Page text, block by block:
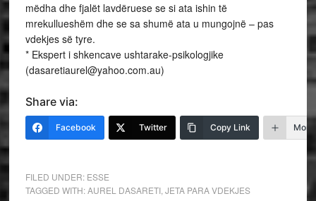
mëdha dhe fjalët lavdëruese se si ata ishin të
mrekullueshëm dhe se sa shumë ata u mungojnë – pas
vdekjes së tyre.
* Ekspert i shkencave ushtarake-psikologjike
(dasaretiaurel@yahoo.com.au)
Share via:
Facebook Twitter Copy Link More
FILED UNDER: ESSE
TAGGED WITH:AUREL DASARETI, JETA PARA VDEKJES